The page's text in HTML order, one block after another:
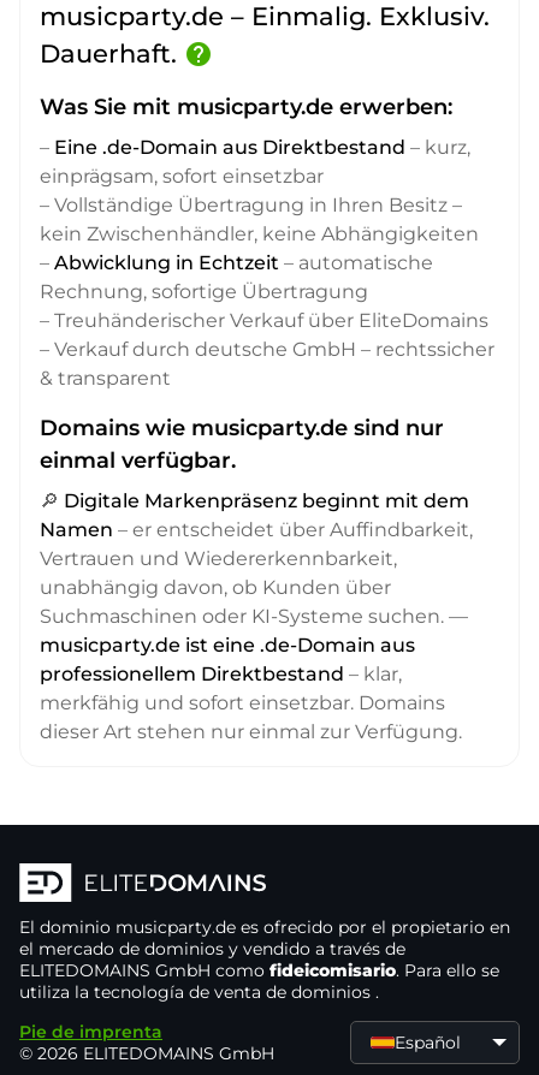
musicparty.de – Einmalig. Exklusiv.
Dauerhaft. help
Was Sie mit musicparty.de erwerben:
– Eine .de-Domain aus Direktbestand – kurz,
einprägsam, sofort einsetzbar
– Vollständige Übertragung in Ihren Besitz –
kein Zwischenhändler, keine Abhängigkeiten
– Abwicklung in Echtzeit – automatische
Rechnung, sofortige Übertragung
– Treuhänderischer Verkauf über EliteDomains
– Verkauf durch deutsche GmbH – rechtssicher
& transparent
Domains wie musicparty.de sind nur
einmal verfügbar.
🔎 Digitale Markenpräsenz beginnt mit dem
Namen – er entscheidet über Auffindbarkeit,
Vertrauen und Wiedererkennbarkeit,
unabhängig davon, ob Kunden über
Suchmaschinen oder KI-Systeme suchen. —
musicparty.de ist eine .de-Domain aus
professionellem Direktbestand – klar,
merkfähig und sofort einsetzbar. Domains
dieser Art stehen nur einmal zur Verfügung.
El dominio musicparty.de es ofrecido por el propietario en
el mercado de dominios y vendido a través de
ELITEDOMAINS GmbH como fideicomisario. Para ello se
utiliza la tecnología de venta de dominios .
Pie de imprenta
© 2026 ELITEDOMAINS GmbH
Español